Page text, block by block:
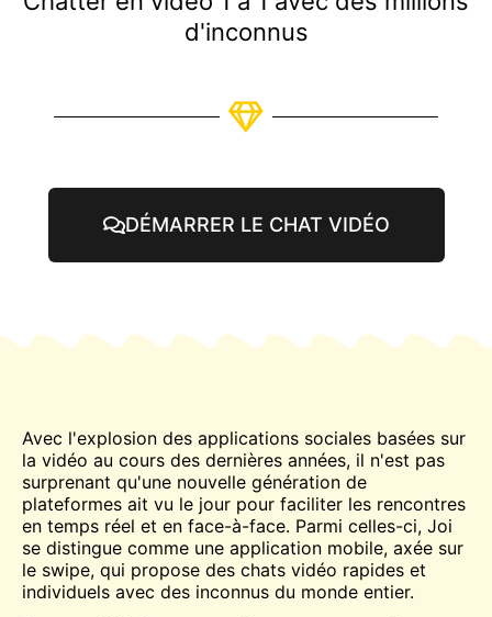
d'inconnus
DÉMARRER LE CHAT VIDÉO
Avec l'explosion des applications sociales basées sur
la vidéo au cours des dernières années, il n'est pas
surprenant qu'une nouvelle génération de
plateformes ait vu le jour pour faciliter les rencontres
en temps réel et en face-à-face. Parmi celles-ci, Joi
se distingue comme une application mobile, axée sur
le swipe, qui propose des chats vidéo rapides et
individuels avec des inconnus du monde entier.